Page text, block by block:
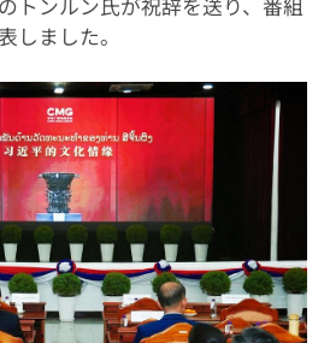
トンルン氏が祝辞を送り、番組
しました。